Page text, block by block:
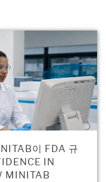
이 FDA 규
IN
MINITAB